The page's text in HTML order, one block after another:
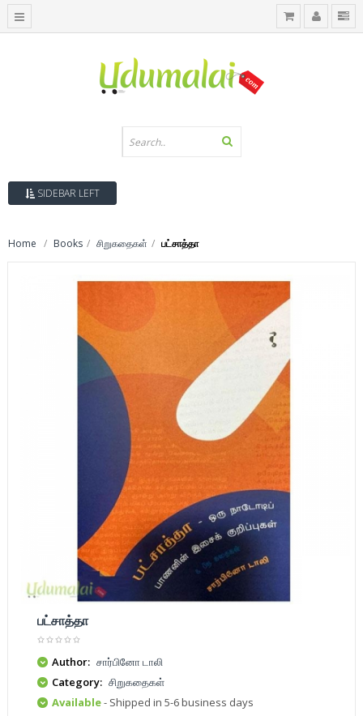
SIDEBAR LEFT
Home Books சிறுகதைகள் பட்சாத்தா
பட்சாத்தா
Author: சார்பினோ டாலி
Category: சிறுகதைகள்
Available- Shipped in 5-6 business days